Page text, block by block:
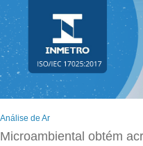
Análise de Ar
Microambiental obtém